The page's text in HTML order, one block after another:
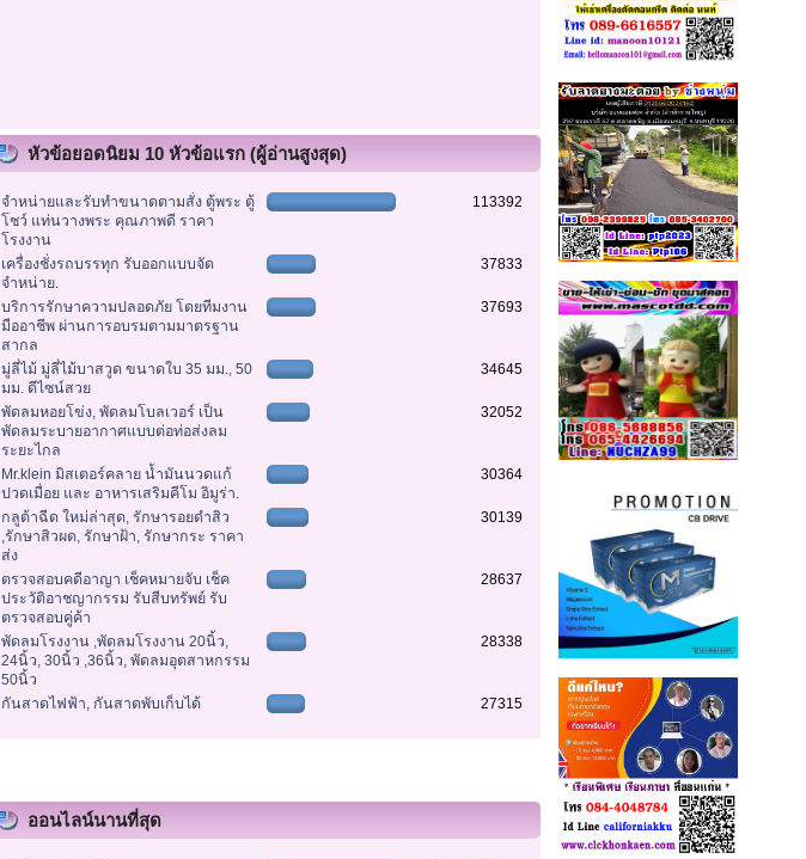
หัวข้อยอดนิยม 10 หัวข้อแรก (ผู้อ่านสูงสุด)
จำหน่ายและรับทำขนาดตามสั่ง ตู้พระ ตู้
โชว์ แท่นวางพระ คุณภาพดี ราคา
โรงงาน
113392
เครื่องชั่งรถบรรทุก รับออกแบบจัด
จำหน่าย.
37833
บริการรักษาความปลอดภัย โดยทีมงาน
มืออาชีพ ผ่านการอบรมตามมาตรฐาน
สากล
37693
มู่ลี่ไม้ มู่ลี่ไม้บาสวูด ขนาดใบ 35 มม., 50
มม. ดีไซน์สวย
34645
พัดลมหอยโข่ง, พัดลมโบลเวอร์ เป็น
พัดลมระบายอากาศแบบต่อท่อส่งลม
ระยะไกล
32052
Mr.klein มิสเตอร์คลาย น้ำมันนวดแก้
ปวดเมื่อย และ อาหารเสริมคีโม อิมูร่า.
30364
กลูต้าฉีด ใหม่ล่าสุด, รักษารอยดำสิว
,รักษาสิวผด, รักษาฝ้า, รักษากระ ราคา
ส่ง
30139
ตรวจสอบคดีอาญา เช็คหมายจับ เช็ค
ประวัติอาชญากรรม รับสืบทรัพย์ รับ
ตรวจสอบคู่ค้า
28637
พัดลมโรงงาน ,พัดลมโรงงาน 20นิ้ว,
24นิ้ว, 30นิ้ว ,36นิ้ว, พัดลมอุตสาหกรรม
50นิ้ว
28338
กันสาดไฟฟ้า, กันสาดพับเก็บได้ 27315
ออนไลน์นานที่สุด